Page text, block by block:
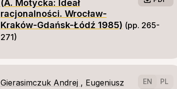
(A. Motycka: Ideał
racjonalności. Wrocław-
Kraków-Gdańsk-Łódź 1985) (pp. 265-
271)
EN PL
Gierasimczuk Andrej , Eugeniusz